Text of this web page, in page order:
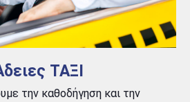
ΤΑΞΙ
την καθοδήγηση και την